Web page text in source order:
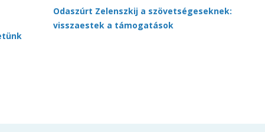
Odaszúrt Zelenszkij a szövetségeseknek:
visszaestek a támogatások